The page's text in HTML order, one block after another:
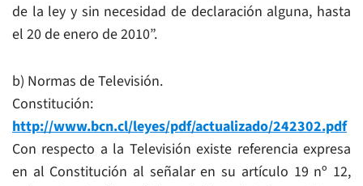
de la ley y sin necesidad de declaración alguna, hasta
el 20 de enero de 2010”.
b) Normas de Televisión.
Constitución:
http://www.bcn.cl/leyes/pdf/actualizado/242302.pdf
Con respecto a la Televisión existe referencia expresa
en al Constitución al señalar en su artículo 19 nº 12,